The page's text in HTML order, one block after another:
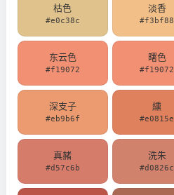
枯色
#e0c38c
淡香
#f3bf88
东云色
#f19072
曙色
#f19072
深支子
#eb9b6f
纁
#e0815e
真赭
#d57c6b
洗朱
#d0826c